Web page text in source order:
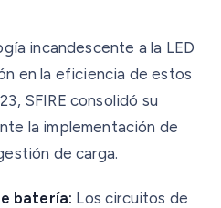
incandescente a la LED
en la eficiencia de estos
SFIRE consolidó su
la implementación de
de carga.
batería: Los circuitos de